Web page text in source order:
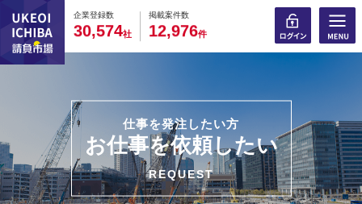
企業登録数
0
3
0
0,
0
5
0
74社
掲載案件数
0
1
0
2,
0
9
0
76件
仕事を発注したい方
お仕事を依頼したい
REQUEST